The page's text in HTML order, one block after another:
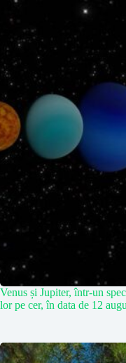
Venus și Jupiter, într-un
lor pe cer, în data de 12